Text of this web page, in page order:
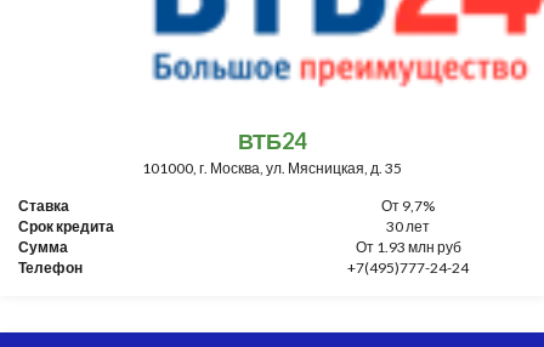
ВТБ24
101000, г. Москва, ул. Мясницкая, д. 35
Ставка
От 9,7%
Срок кредита
30 лет
Сумма
От 1.93 млн руб
Телефон
+7(495)777-24-24